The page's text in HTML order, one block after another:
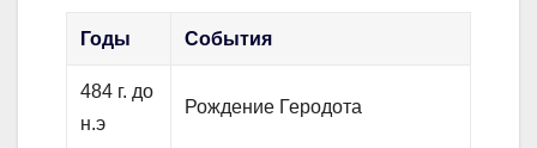
Годы События
484 г. до
н.э
Рождение Геродота